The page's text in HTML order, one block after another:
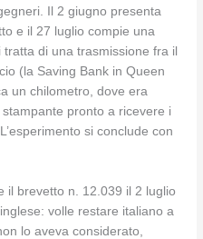
Il 2 giugno presenta
e il 27 luglio compie una
di una trasmissione fra il
(la Saving Bank in Queen
un chilometro, dove era
pronto a ricevere i
si conclude con
il brevetto n. 12.039 il 2 luglio
volle restare italiano a
lo aveva considerato,